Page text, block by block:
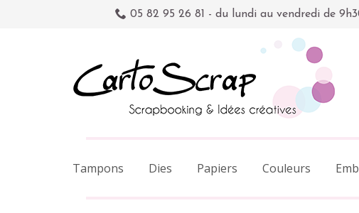
05 82 95 26 81 - du lundi au vendredi de
Tampons Dies Papiers Couleurs